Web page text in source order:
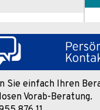
Sie einfach Ihren
Vorab-Beratung.